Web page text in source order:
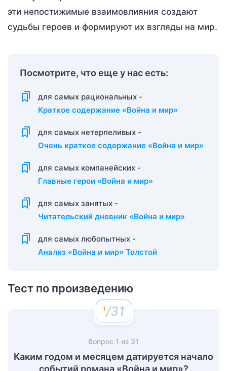
эти непостижимые взаимовлияния создают
судьбы героев и формируют их взгляды на мир.
Посмотрите, что еще у нас есть:
для самых рациональных -
Краткое содержание «Война и мир»
для самых нетерпеливых -
Очень краткое содержание «Война и мир»
для самых компанейских -
Главные герои «Война и мир»
для самых занятых -
Читательский дневник «Война и мир»
для самых любопытных -
Анализ «Война и мир» Толстой
Тест по произведению
/31
Вопрос 1 из 31
Каким годом и месяцем датируется начало
событий романа «Война и мир»?